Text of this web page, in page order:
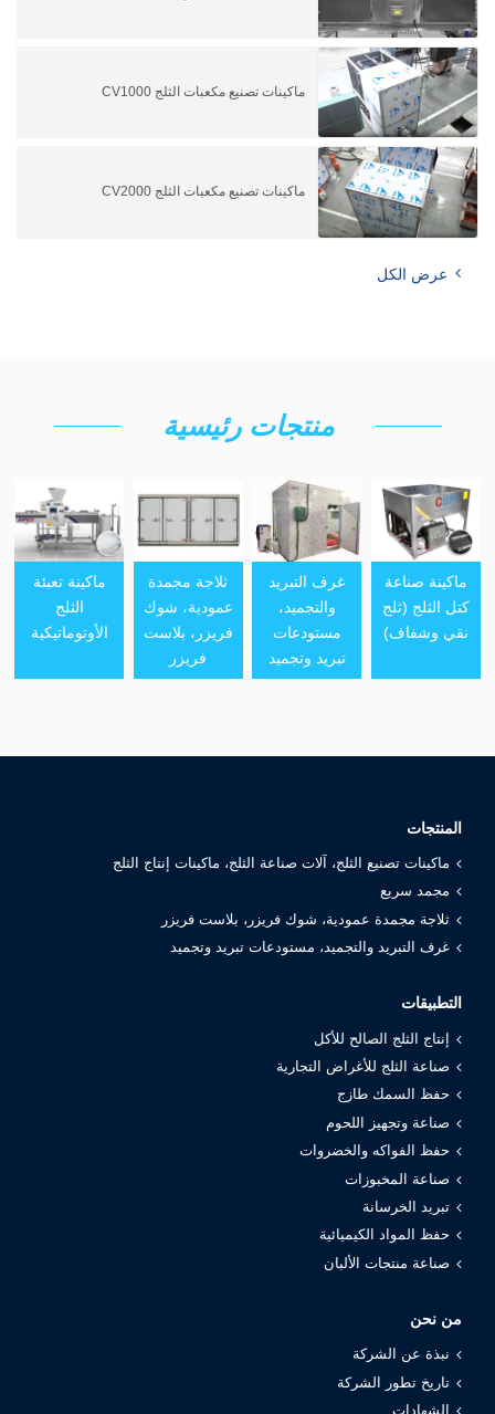
ماكينات تصنيع مكعبات الثلج CV1000
ماكينات تصنيع مكعبات الثلج CV2000
عرض الكل
منتجات رئيسية
ماكينة صناعة
كتل الثلج (ثلج
نقي وشفاف)
غرف التبريد
والتجميد،
مستودعات
تبريد وتجميد
ثلاجة مجمدة
عمودية، شوك
فريزر، بلاست
فريزر
ماكينة تعبئة
الثلج
الأوتوماتيكية
المنتجات
ماكينات تصنيع الثلج، آلات صناعة الثلج، ماكينات إنتاج الثلج
مجمد سريع
ثلاجة مجمدة عمودية، شوك فريزر، بلاست فريزر
غرف التبريد والتجميد، مستودعات تبريد وتجميد
التطبيقات
إنتاج الثلج الصالح للأكل
صناعة الثلج للأغراض التجارية
حفظ السمك طازج
صناعة وتجهيز اللحوم
حفظ الفواكه والخضروات
صناعة المخبوزات
تبريد الخرسانة
حفظ المواد الكيميائية
صناعة منتجات الألبان
من نحن
نبذة عن الشركة
تاريخ تطور الشركة
الشهادات